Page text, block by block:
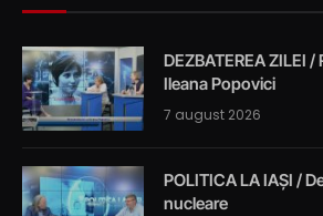
DEZBATEREA ZILEI
Ileana Popovici
7 august 2026
POLITICA LA IAȘI /
nucleare